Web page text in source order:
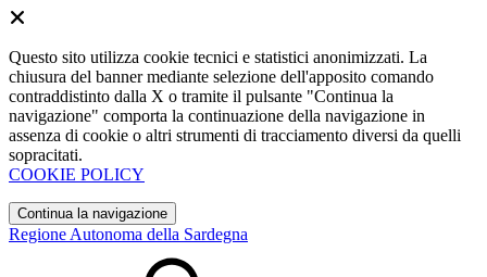
Questo sito utilizza cookie tecnici e statistici anonimizzati. La
chiusura del banner mediante selezione dell'apposito comando
contraddistinto dalla X o tramite il pulsante "Continua la
navigazione" comporta la continuazione della navigazione in
assenza di cookie o altri strumenti di tracciamento diversi da quelli
sopracitati.
COOKIE POLICY
Continua la navigazione
Regione Autonoma della Sardegna